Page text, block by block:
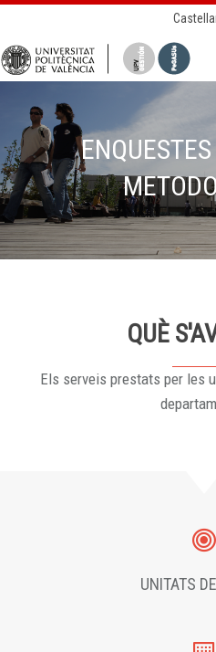
QUÈ
Els serveis prestats per les
UNITATS